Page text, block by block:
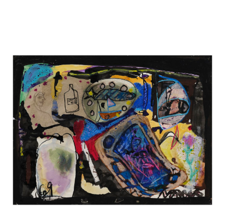
Norris
Embry,
Sans
titre
(Bouteille),
1969